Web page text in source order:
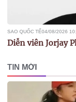
SAO QUỐC TẾ04/08/2026
Diễn viên Jorjay
TIN MỚI